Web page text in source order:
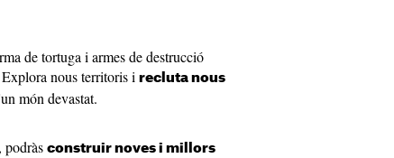
de tortuga i armes de destrucció
Explora nous territoris i recluta nous
món devastat.
podràs construir noves i millors